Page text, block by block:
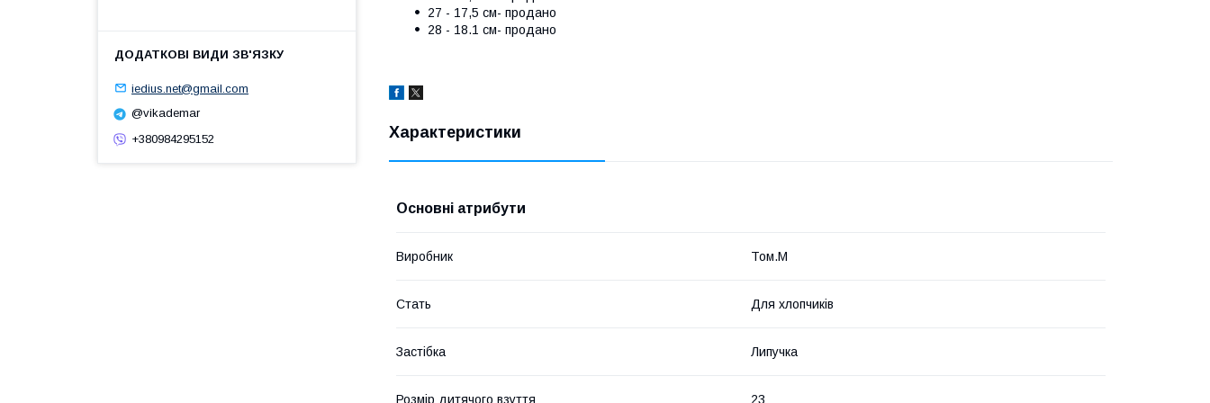
27 - 17,5 см- продано
28 - 18.1 см- продано
Характеристики
Основні атрибути
Виробник Том.М
Стать Для хлопчиків
Застібка Липучка
Розмір дитячого взуття 23
iedius.net@gmail.com
@vikademar
+380984295152